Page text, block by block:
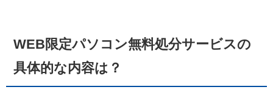
WEB限定パソコン無料処分サービスの
具体的な内容は？